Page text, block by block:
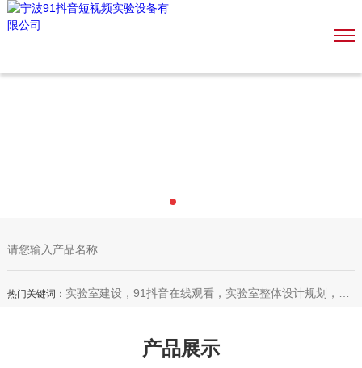
热门关键词： 实验室建设，91抖音在线观看，实验室整体设计规划，装饰装修，实验室家具，恒温恒湿室，微生物室，无尘车间，理化生设备
产品展示